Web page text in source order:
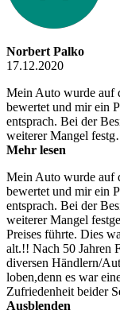
Norbert Palko
17.12.2020
Mein Auto wurde auf
bewertet und mir ein
entsprach. Bei der
weiterer Mangel
Mehr lesen
Mein Auto wurde auf
bewertet und mir ein
entsprach. Bei der
weiterer Mangel
Preises führte. Dies
alt.!! Nach 50 Jahren
diversen Händlern/
loben,denn es war
Zufriedenheit beider
Ausblenden